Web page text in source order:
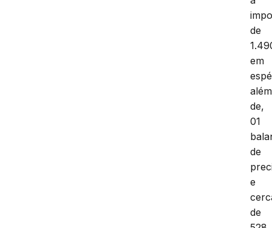
de
em
além
de,
01
de
e
de